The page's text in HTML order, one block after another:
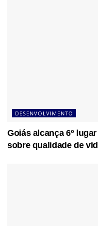
DESENVOLVIMENTO
Goiás alcança 6º
sobre qualidade de